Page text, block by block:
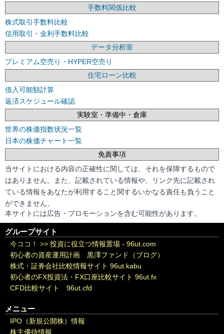
手数料関係比較
株式取引手数料比較
信用取引・金利手数料比較
データ分析室
プレミアム空売り・HYPER空売り
住宅ローン比較
借入可能額計算
返済スケジュール確認
実験室・準備中・倉庫
世界の株価指数状況一覧
日本の株価チャート一覧
免責事項
当サイトにおける内容の正確性に関しては、それを保障するもので
はありません。また、記載されている情報や、リンク先に記載され
ている情報をあなたが利用すること関するいかなる責任も負うこと
ができません。
本サイトには広告・プロモーションを含む可能性があります。
グループサイト
今ココ！ >> 投資に役立つ情報置場 - 96ut.com
初心者の資産運用計画 黒澤ファンド（ブログ）
株式・証券会社比較情報サイト 96ut.kabu
初心者のFX投資法・FX口座比較サイト 96ut.fx
CFD比較サイト 96ut.cfd
メニュー
IPO（新規公開株）情報
株主優待情報